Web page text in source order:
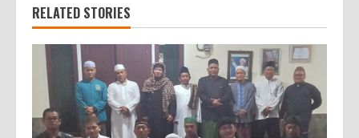
RELATED STORIES